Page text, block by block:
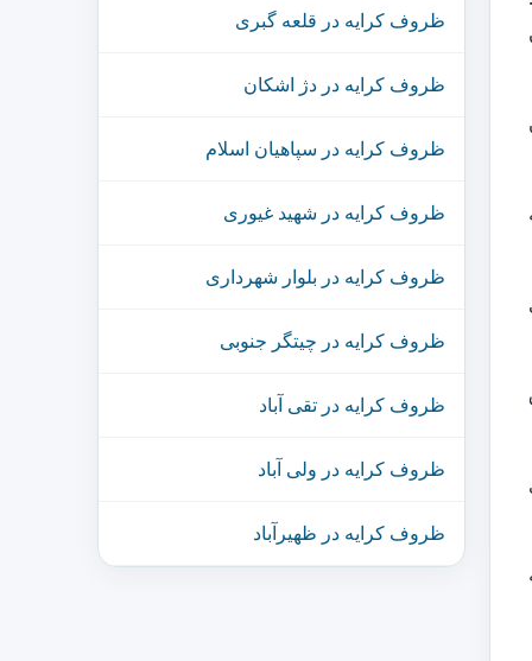
ظروف کرایه در قلعه گبری
ظروف کرایه در دژ اشکان
ظروف کرایه در سپاهیان اسلام
ظروف کرایه در شهید غیوری
ظروف کرایه در بلوار شهرداری
ظروف کرایه در چیتگر جنوبی
ظروف کرایه در تقی آباد
ظروف کرایه در ولی آباد
ظروف کرایه در ظهیرآباد